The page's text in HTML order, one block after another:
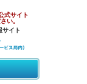
式サイト
い。
サイト